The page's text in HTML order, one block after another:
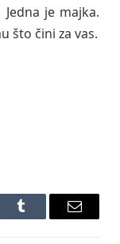
je majka.
što čini za vas.
Tumblr Email